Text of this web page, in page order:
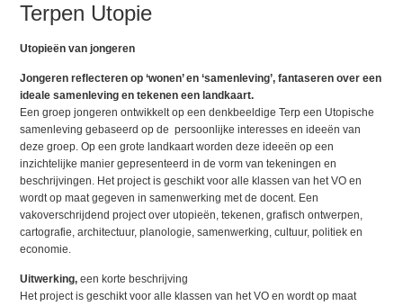
Terpen Utopie
Utopieën van jongeren
Jongeren reflecteren op ‘wonen’ en ‘samenleving’, fantaseren over een
ideale samenleving en tekenen een landkaart.
Een groep jongeren ontwikkelt op een denkbeeldige Terp een Utopische
samenleving gebaseerd op de persoonlijke interesses en ideeën van
deze groep. Op een grote landkaart worden deze ideeën op een
inzichtelijke manier gepresenteerd in de vorm van tekeningen en
beschrijvingen. Het project is geschikt voor alle klassen van het VO en
wordt op maat gegeven in samenwerking met de docent. Een
vakoverschrijdend project over utopieën, tekenen, grafisch ontwerpen,
cartografie, architectuur, planologie, samenwerking, cultuur, politiek en
economie.
Uitwerking,een korte beschrijving
Het project is geschikt voor alle klassen van het VO en wordt op maat